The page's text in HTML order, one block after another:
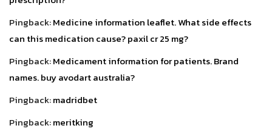
Pingback:Medicine information leaflet. What side effects
can this medication cause? paxil cr 25 mg?
Pingback:Medicament information for patients. Brand
names. buy avodart australia?
Pingback:madridbet
Pingback:meritking